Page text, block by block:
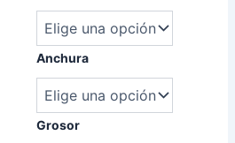
570,00 €.
479,00 €.
Anchura
Grosor
Monster
cantidad